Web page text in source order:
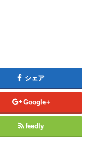
シェア
Google+
feedly